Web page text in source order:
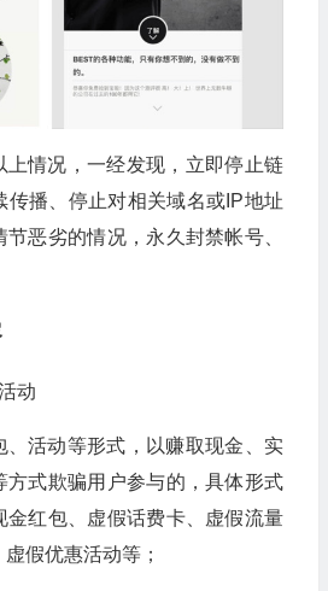
上情况，一经发现，立即停止链
传播、停止对相关域名或IP地址
恶劣的情况，永久封禁帐号、
动
、活动等形式，以赚取现金、实
方式欺骗用户参与的，具体形式
金红包、虚假话费卡、虚假流量
假优惠活动等；